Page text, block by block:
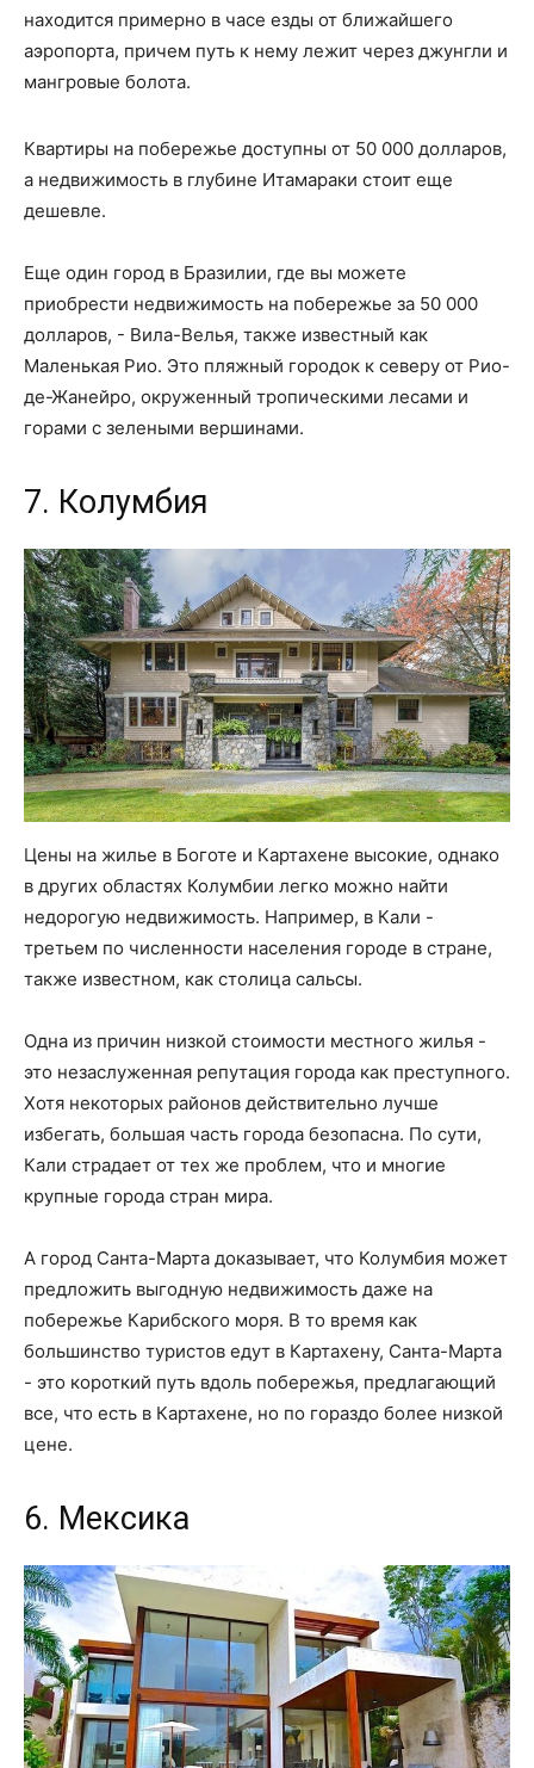
находится примерно в часе езды от ближайшего
аэропорта, причем путь к нему лежит через джунгли и
мангровые болота.
Квартиры на побережье доступны от 50 000 долларов,
а недвижимость в глубине Итамараки стоит еще
дешевле.
Еще один город в Бразилии, где вы можете
приобрести недвижимость на побережье за ​​50 000
долларов, - Вила-Велья, также известный как
Маленькая Рио. Это пляжный городок к северу от Рио-
де-Жанейро, окруженный тропическими лесами и
горами с зелеными вершинами.
7. Колумбия
Цены на жилье в Боготе и Картахене высокие, однако
в других областях Колумбии легко можно найти
недорогую недвижимость. Например, в Кали -
третьем по численности населения городе в стране,
также известном, как столица сальсы.
Одна из причин низкой стоимости местного жилья -
это незаслуженная репутация города как преступного.
Хотя некоторых районов действительно лучше
избегать, большая часть города безопасна. По сути,
Кали страдает от тех же проблем, что и многие
крупные города стран мира.
А город Санта-Марта доказывает, что Колумбия может
предложить выгодную недвижимость даже на
побережье Карибского моря. В то время как
большинство туристов едут в Картахену, Санта-Марта
- это короткий путь вдоль побережья, предлагающий
все, что есть в Картахене, но по гораздо более низкой
цене.
6. Мексика